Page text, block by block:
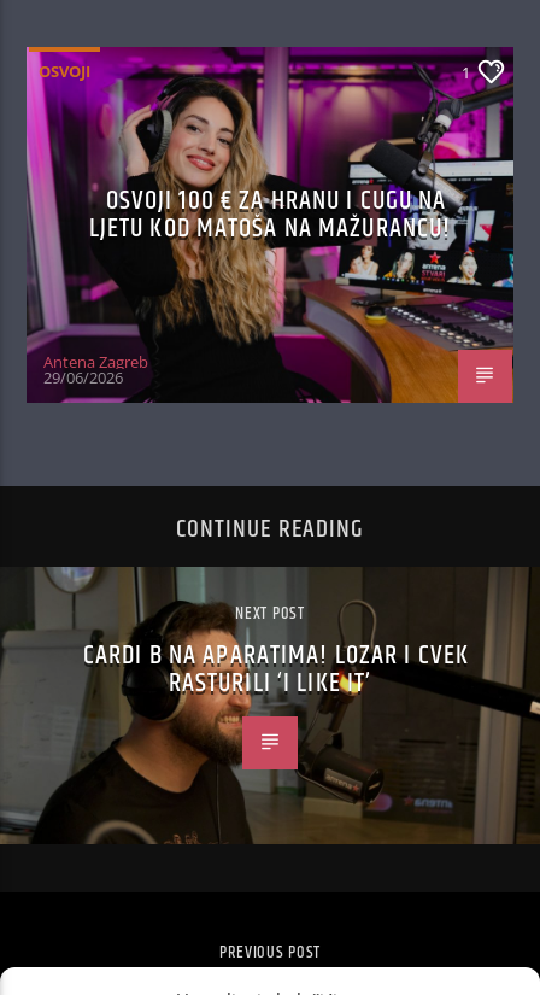
OSVOJI 1
OSVOJI 100 € ZA HRANU I CUGU NA
LJETU KOD MATOŠA NA MAŽURANCU!
Antena Zagreb
29/06/2026
CONTINUE READING
NEXT POST
CARDI B NA APARATIMA! LOZAR I CVEK
RASTURILI ‘I LIKE IT’
PREVIOUS POST